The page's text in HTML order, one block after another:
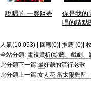
說唱的 一簾幽夢
你是我的
唱的請點
人氣(10,053) | 回應(0)| 推薦 (0)|
全站分類: 電視賞析(綜藝、戲劇、
此分類下一篇:最好聽的流行老歌
此分類上一篇:女人花 當太陽甦醒